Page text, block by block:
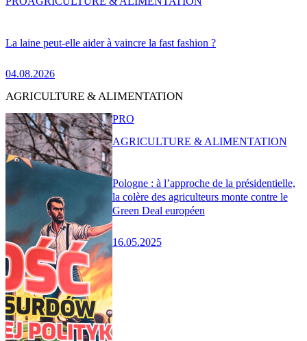
La laine peut-elle aider à vaincre la fast fashion ?
04.08.2026
AGRICULTURE & ALIMENTATION
Pologne : à l’approche de la présidentielle,
la colère des agriculteurs monte contre le
Green Deal européen
16.05.2025
PRO
AGRICULTURE & ALIMENTATION